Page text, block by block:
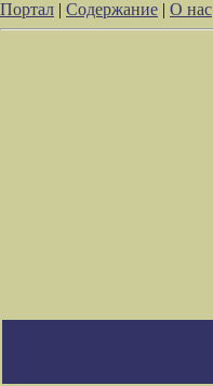
Портал | Содержание | О нас